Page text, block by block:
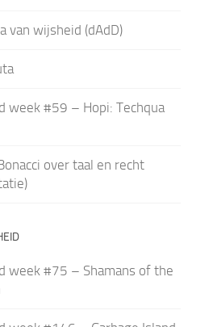
van wijsheid (dAdD)
week #59 – Hopi: Techqua
over taal en recht
week #75 – Shamans of the